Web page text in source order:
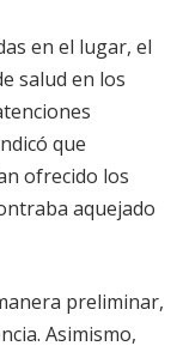
en el lugar, el
salud en los
que
ofrecido los
aquejado
preliminar,
Asimismo,